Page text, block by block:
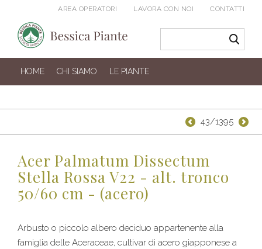
AREA OPERATORI LAVORA CON NOI CONTATTI
HOME CHI SIAMO LE PIANTE
43/1395
Acer Palmatum Dissectum
Stella Rossa V22 - alt. tronco
50/60 cm - (acero)
Arbusto o piccolo albero deciduo appartenente alla
famiglia delle Aceraceae, cultivar di acero giapponese a